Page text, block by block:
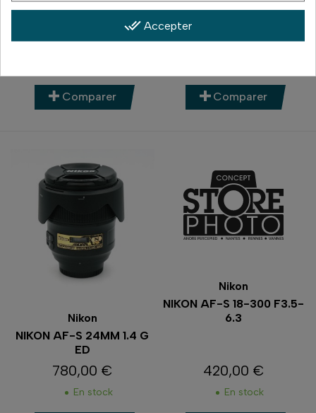
NIKON AFS 50 F1.8 G
119,00 €
Comparer
NIKON AFS 70-200 F2.8
1 200,00 €
Comparer
Nikon
NIKON AF-S 24MM 1.4 G
ED
Prix
780,00 €
En stock
Nikon
NIKON AF-S 18-300 F3.5-
6.3
Prix
420,00 €
En stock
done_all Accepter